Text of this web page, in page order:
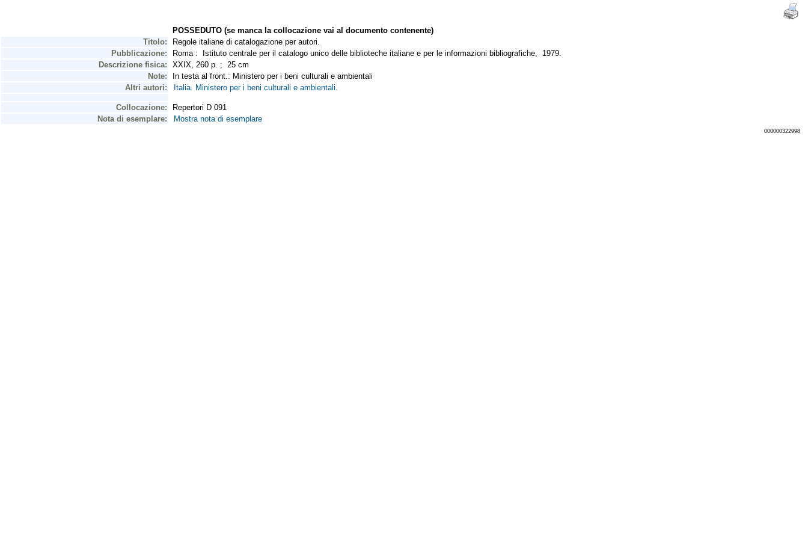
POSSEDUTO (se manca la collocazione vai al documento contenente)
Titolo:
Regole italiane di catalogazione per autori.
Pubblicazione:
Roma : Istituto centrale per il catalogo unico delle biblioteche italiane e per le informazioni bibliografiche, 1979.
Descrizione fisica:
XXIX, 260 p. ; 25 cm
Note:
In testa al front.: Ministero per i beni culturali e ambientali
Altri autori:
Italia. Ministero per i beni culturali e ambientali.
Collocazione:
Repertori D 091
Nota di esemplare:
Mostra nota di esemplare
000000322998